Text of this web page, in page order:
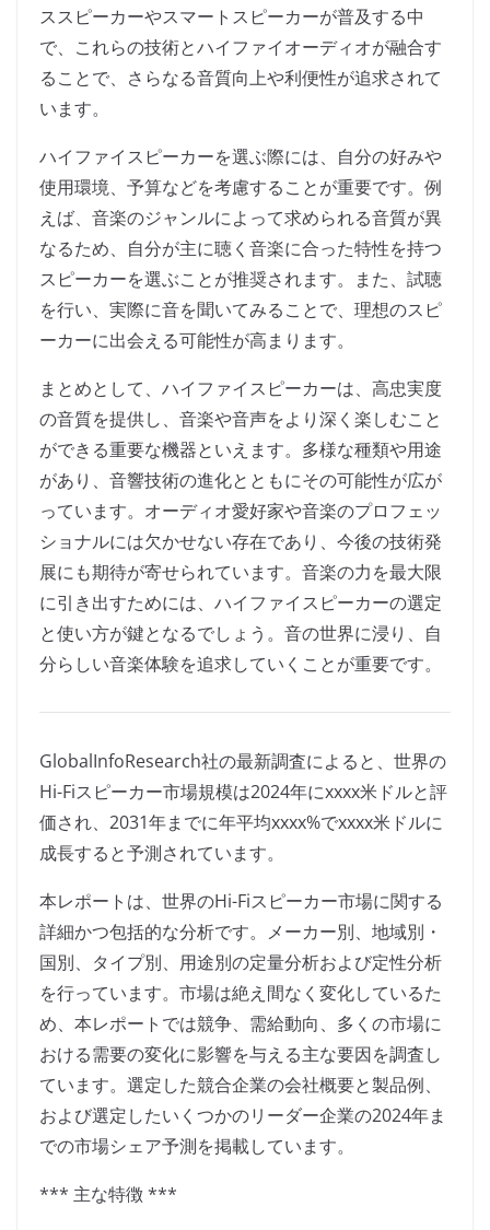
ススピーカーやスマートスピーカーが普及する中
で、これらの技術とハイファイオーディオが融合す
ることで、さらなる音質向上や利便性が追求されて
います。
ハイファイスピーカーを選ぶ際には、自分の好みや
使用環境、予算などを考慮することが重要です。例
えば、音楽のジャンルによって求められる音質が異
なるため、自分が主に聴く音楽に合った特性を持つ
スピーカーを選ぶことが推奨されます。また、試聴
を行い、実際に音を聞いてみることで、理想のスピ
ーカーに出会える可能性が高まります。
まとめとして、ハイファイスピーカーは、高忠実度
の音質を提供し、音楽や音声をより深く楽しむこと
ができる重要な機器といえます。多様な種類や用途
があり、音響技術の進化とともにその可能性が広が
っています。オーディオ愛好家や音楽のプロフェッ
ショナルには欠かせない存在であり、今後の技術発
展にも期待が寄せられています。音楽の力を最大限
に引き出すためには、ハイファイスピーカーの選定
と使い方が鍵となるでしょう。音の世界に浸り、自
分らしい音楽体験を追求していくことが重要です。
GlobalInfoResearch社の最新調査によると、世界の
Hi-Fiスピーカー市場規模は2024年にxxxx米ドルと評
価され、2031年までに年平均xxxx%でxxxx米ドルに
成長すると予測されています。
本レポートは、世界のHi-Fiスピーカー市場に関する
詳細かつ包括的な分析です。メーカー別、地域別・
国別、タイプ別、用途別の定量分析および定性分析
を行っています。市場は絶え間なく変化しているた
め、本レポートでは競争、需給動向、多くの市場に
おける需要の変化に影響を与える主な要因を調査し
ています。選定した競合企業の会社概要と製品例、
および選定したいくつかのリーダー企業の2024年ま
での市場シェア予測を掲載しています。
*** 主な特徴 ***